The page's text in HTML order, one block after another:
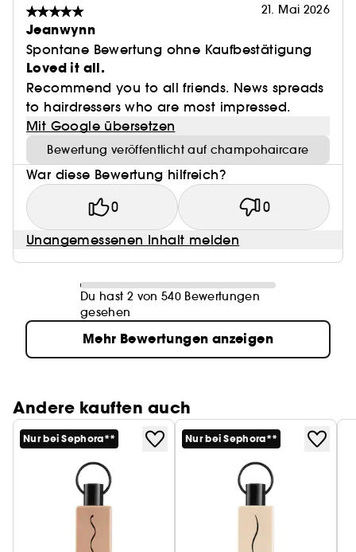
21. Mai 2026
Jeanwynn
Spontane Bewertung ohne Kaufbestätigung
Loved it all.
Recommend you to all friends. News spreads
to hairdressers who are most impressed.
Mit Google übersetzen
Bewertung veröffentlicht auf champohaircare
War diese Bewertung hilfreich?
0 0
Unangemessenen Inhalt melden
Du hast 2 von 540 Bewertungen
gesehen
Mehr Bewertungen anzeigen
Andere kauften auch
Nur bei Sephora** Nur bei Sephora**